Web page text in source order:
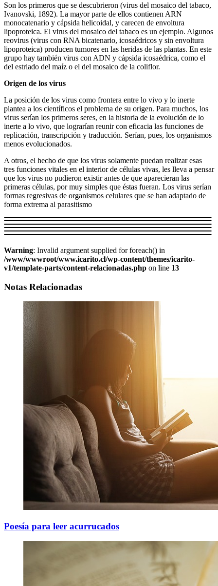
Son los primeros que se descubrieron (virus del mosaico del tabaco,
Ivanovski, 1892). La mayor parte de ellos contienen ARN
monocatenario y cápsida helicoidal, y carecen de envoltura
lipoproteica. El virus del mosaico del tabaco es un ejemplo. Algunos
reovirus (virus con RNA bicatenario, icosaédricos y sin envoltura
lipoproteica) producen tumores en las heridas de las plantas. En este
grupo hay también virus con ADN y cápsida icosaédrica, como el
del estriado del maíz o el del mosaico de la coliflor.
Origen de los virus
La posición de los virus como frontera entre lo vivo y lo inerte
plantea a los científicos el problema de su origen. Para muchos, los
virus serían los primeros seres, en la historia de la evolución de lo
inerte a lo vivo, que lograrían reunir con eficacia las funciones de
replicación, transcripción y traducción. Serían, pues, los organismos
menos evolucionados.
A otros, el hecho de que los virus solamente puedan realizar esas
tres funciones vitales en el interior de células vivas, les lleva a pensar
que los virus no pudieron existir antes de que aparecieran las
primeras células, por muy simples que éstas fueran. Los virus serían
formas regresivas de organismos celulares que se han adaptado de
forma extrema al parasitismo
Warning: Invalid argument supplied for foreach() in
/www/wwwroot/www.icarito.cl/wp-content/themes/icarito-
v1/template-parts/content-relacionadas.php on line 13
Notas Relacionadas
Poesía para leer acurrucados